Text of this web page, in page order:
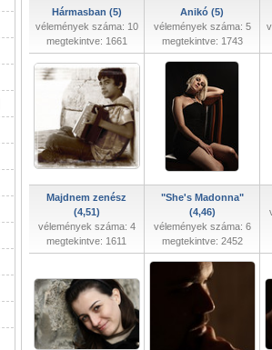
Hármasban (5)
vélemények száma: 10
megtekintve: 1661
Anikó (5)
vélemények száma: 5
megtekintve: 1743
Majdnem zenész
(4,51)
vélemények száma: 4
megtekintve: 1611
"She's Madonna"
(4,46)
vélemények száma: 6
megtekintve: 2452